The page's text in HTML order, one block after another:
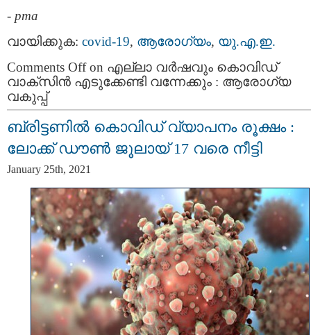
- pma
വായിക്കുക: covid-19, ആരോഗ്യം, യു.എ.ഇ.
Comments Offon എല്ലാ വർഷവും കൊവിഡ്
വാക്സിന്‍ എടുക്കേണ്ടി വന്നേക്കും : ആരോഗ്യ
വകുപ്പ്
ബ്രിട്ടണില്‍ കൊവിഡ്​ വ്യാപനം രൂക്ഷം :
ലോക്ക് ഡൗണ്‍ ജൂലായ് 17 വരെ നീട്ടി
January 25th, 2021